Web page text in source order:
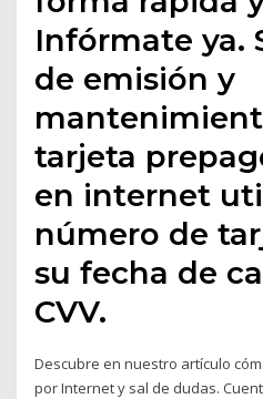
Infórmate ya.
de emisión y
tarjeta
en internet
número de
su fecha de
CVV.
Descubre en nuestro artículo
por Internet y sal de dudas.